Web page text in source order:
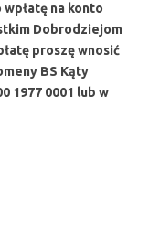
na konto
Dobrodziejom
proszę wnosić
BS Kąty
1977 0001 lub w